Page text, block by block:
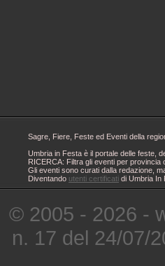
Sagre, Fiere, Feste ed Eventi della
Umbria in Festa è il portale delle feste,
RICERCA: Filtra gli eventi per
Gli eventi sono curati dalla redazione,
Diventando utenti certificati di Umbria In
© 2005 - 2026 -
n. 17 del 24/07/